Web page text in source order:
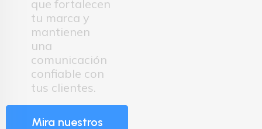
que fortalecen
tu marca y
mantienen
una
comunicación
confiable con
tus clientes.
Mira nuestros